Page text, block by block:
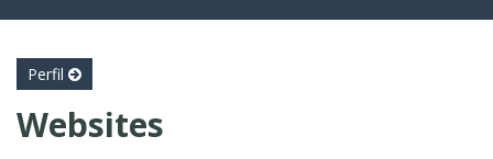
Perfil
Websites